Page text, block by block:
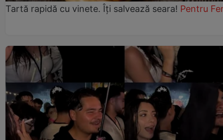
Tartă rapidă cu vinete. Îți salvează seara! Pentru